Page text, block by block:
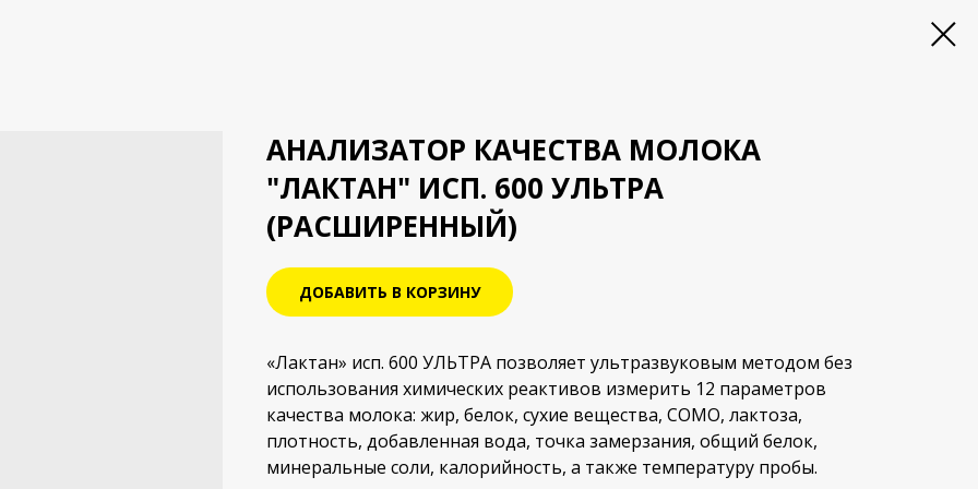
АНАЛИЗАТОР КАЧЕСТВА МОЛОКА
"ЛАКТАН" ИСП. 600 УЛЬТРА
(РАСШИРЕННЫЙ)
ДОБАВИТЬ В КОРЗИНУ
«Лактан» исп. 600 УЛЬТРА позволяет ультразвуковым методом без
использования химических реактивов измерить 12 параметров
качества молока: жир, белок, сухие вещества, СОМО, лактоза,
плотность, добавленная вода, точка замерзания, общий белок,
минеральные соли, калорийность, а также температуру пробы.